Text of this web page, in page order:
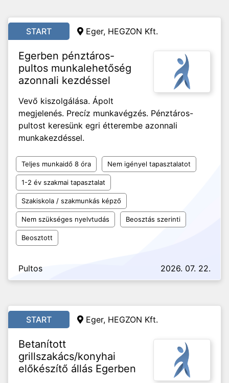
START Eger, HEGZON Kft.
Egerben pénztáros-
pultos munkalehetőség
azonnali kezdéssel
Vevő kiszolgálása. Ápolt
megjelenés. Precíz munkavégzés. Pénztáros-
pultost keresünk egri étterembe azonnali
munkakezdéssel.
Teljes munkaidő 8 óra Nem igényel tapasztalatot
1-2 év szakmai tapasztalat
Szakiskola / szakmunkás képző
Nem szükséges nyelvtudás Beosztás szerinti
Beosztott
Pultos 2026. 07. 22.
START Eger, HEGZON Kft.
Betanított
grillszakács/konyhai
előkészítő állás Egerben